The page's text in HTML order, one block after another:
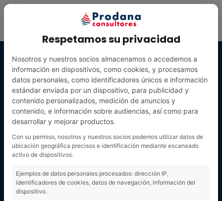
REDES
Respetamos su privacidad
Nosotros y nuestros socios almacenamos o accedemos a
información en dispositivos, como cookies, y procesamos
datos personales, como identificadores únicos e información
estándar enviada por un dispositivo, para publicidad y
contenido personalizados, medición de anuncios y
contenido, e información sobre audiencias, así como para
desarrollar y mejorar productos.
Con su permiso, nosotros y nuestros socios podemos utilizar datos de
ubicación geográfica precisos e identificación mediante escaneado
activo de dispositivos.
Ejemplos de datos personales procesados: dirección IP,
identificadores de cookies, datos de navegación, información del
dispositivo.